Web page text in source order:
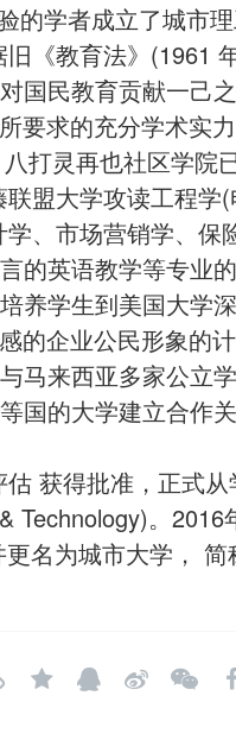
学者成立了城市
《教育法》(1961
国民教育贡献一己
要求的充分学术实力
打灵再也社区学院
盟大学攻读工程学
、市场营销学、保
的英语教学等专业
学生到美国大学深
的企业公民形象的
马来西亚多家公立
国的大学建立合作
获得批准，正式从
Technology)。2016
名为城市大学， 简